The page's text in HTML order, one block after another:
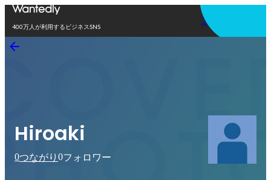
400万人が利用するビジネスSNS
アプリを使う
Hiroaki
0つながり 0フォロワー